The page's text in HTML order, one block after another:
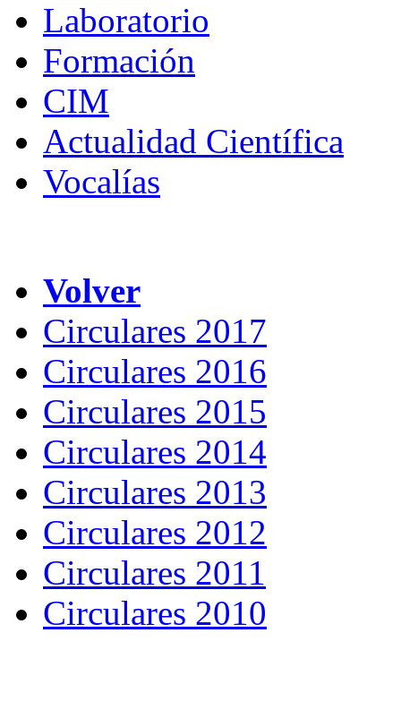
Laboratorio
Formación
CIM
Actualidad Científica
Vocalías
Volver
Circulares 2017
Circulares 2016
Circulares 2015
Circulares 2014
Circulares 2013
Circulares 2012
Circulares 2011
Circulares 2010